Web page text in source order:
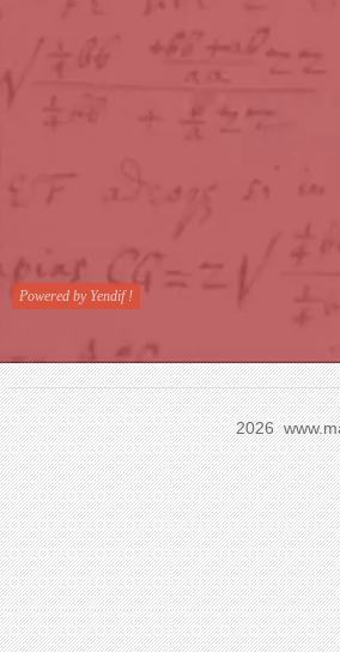
2026